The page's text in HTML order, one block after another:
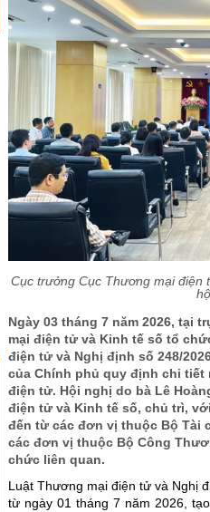
Cục trưởng Cục Thương mại điện
Ngày 03 tháng 7 năm 2026, tại
mại điện tử và Kinh tế số tổ
điện tử và Nghị định số 248/
của Chính phủ quy định chi tiết
điện tử. Hội nghị do bà Lê
điện tử và Kinh tế số, chủ trì,
đến từ các đơn vị thuộc Bộ Tài
các đơn vị thuộc Bộ Công
chức liên quan.
Luật Thương mại điện tử và Nghị
từ ngày 01 tháng 7 năm 2026,